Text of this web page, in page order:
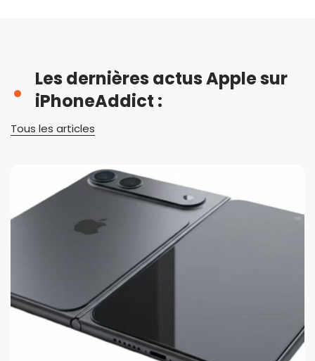
Les dernières actus Apple sur
iPhoneAddict :
Tous les articles